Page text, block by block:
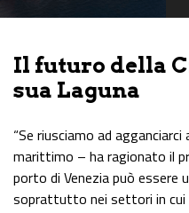
Il futuro della
sua Laguna
“Se riusciamo ad
marittimo – ha ragionato il
porto di Venezia può essere
soprattutto nei settori in cui